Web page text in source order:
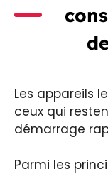
Les appareils
ceux qui
démarrage
Parmi les